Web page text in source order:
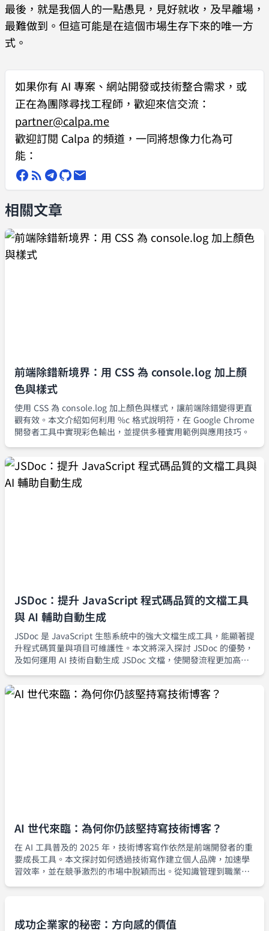
最後，就是我個人的一點愚見，見好就收，及早離場，
最難做到。但這可能是在這個市場生存下來的唯一方
式。
如果你有 AI 專案、網站開發或技術整合需求 ，或
正在為團隊尋找工程師，歡迎來信交流：
partner@calpa.me
歡迎訂閱 Calpa 的頻道，一同將想像力化為可
能：
相關文章
前端除錯新境界：用 CSS 為 console.log 加上顏
色與樣式
使用 CSS 為 console.log 加上顏色與樣式，讓前端除錯變得更直
觀有效。本文介紹如何利用 %c 格式說明符，在 Google Chrome
開發者工具中實現彩色輸出，並提供多種實用範例與應用技巧。
JSDoc：提升 JavaScript 程式碼品質的文檔工具
與 AI 輔助自動生成
JSDoc 是 JavaScript 生態系統中的強大文檔生成工具，能顯著提
升程式碼質量與項目可維護性。本文將深入探討 JSDoc 的優勢，
及如何運用 AI 技術自動生成 JSDoc 文檔，使開發流程更加高
AI 世代來臨：為何你仍該堅持寫技術博客？
在 AI 工具普及的 2025 年，技術博客寫作依然是前端開發者的重
要成長工具。本文探討如何透過技術寫作建立個人品牌，加速學
習效率，並在競爭激烈的市場中脫穎而出。從知識管理到職業發
成功企業家的秘密：方向感的價值